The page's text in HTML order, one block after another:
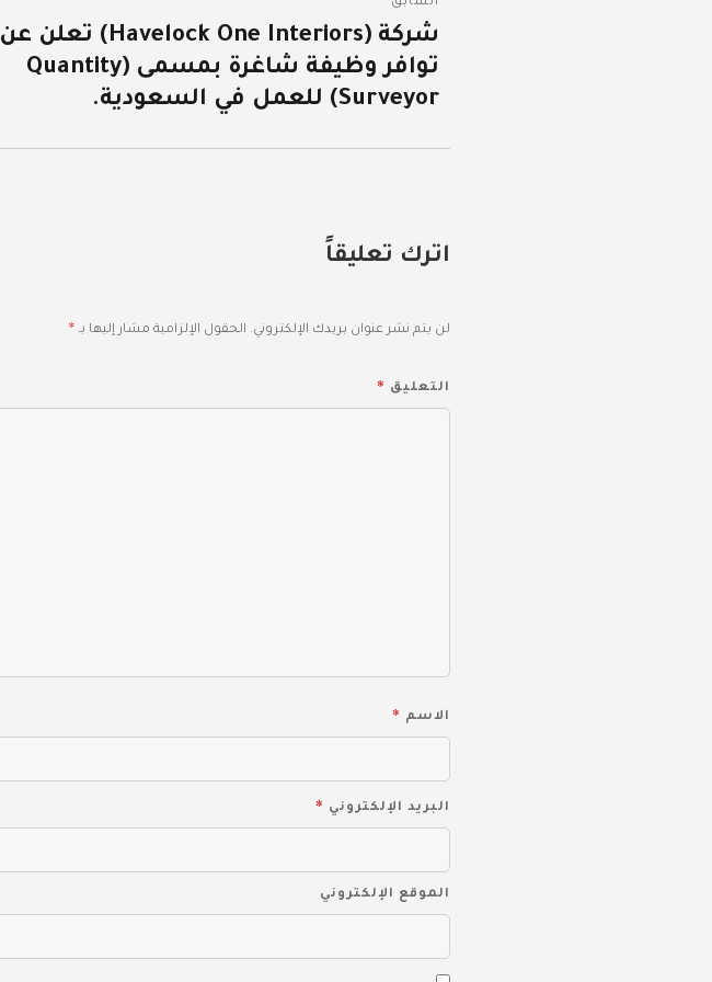
المقالات
المقالة
السابقة:
شركة (Havelock One Interiors) تعلن عن
توافر وظيفة شاغرة بمسمى (Quantity
Surveyor) للعمل في السعودية.
اترك تعليقاً
لن يتم نشر عنوان بريدك الإلكتروني. الحقول الإلزامية مشار إليها بـ *
التعليق *
الاسم *
البريد الإلكتروني *
الموقع الإلكتروني